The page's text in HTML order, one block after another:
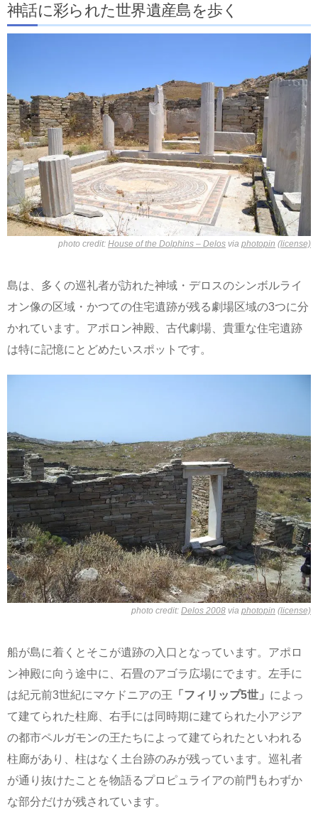
神話に彩られた世界遺産島を歩く
photo credit: House of the Dolphins – Delos via photopin (license)
島は、多くの巡礼者が訪れた神域・デロスのシンボルライ
オン像の区域・かつての住宅遺跡が残る劇場区域の3つに分
かれています。アポロン神殿、古代劇場、貴重な住宅遺跡
は特に記憶にとどめたいスポットです。
photo credit: Delos 2008 via photopin (license)
船が島に着くとそこが遺跡の入口となっています。アポロ
ン神殿に向う途中に、石畳のアゴラ広場にでます。左手に
は紀元前3世紀にマケドニアの王 「フィリップ5世」 によっ
て建てられた柱廊、右手には同時期に建てられた小アジア
の都市ペルガモンの王たちによって建てられたといわれる
柱廊があり、柱はなく土台跡のみが残っています。巡礼者
が通り抜けたことを物語るプロピュライアの前門もわずか
な部分だけが残されています。